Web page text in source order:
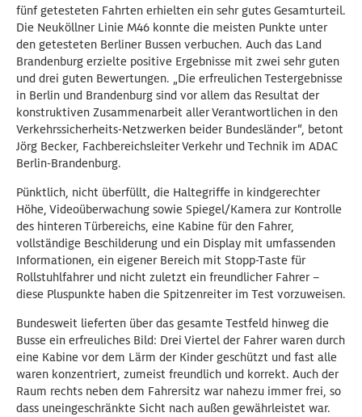
fünf getesteten Fahrten erhielten ein sehr gutes Gesamturteil.
Die Neuköllner Linie M46 konnte die meisten Punkte unter
den getesteten Berliner Bussen verbuchen. Auch das Land
Brandenburg erzielte positive Ergebnisse mit zwei sehr guten
und drei guten Bewertungen. „Die erfreulichen Testergebnisse
in Berlin und Brandenburg sind vor allem das Resultat der
konstruktiven Zusammenarbeit aller Verantwortlichen in den
Verkehrssicherheits-Netzwerken beider Bundesländer“, betont
Jörg Becker, Fachbereichsleiter Verkehr und Technik im ADAC
Berlin-Brandenburg.
Pünktlich, nicht überfüllt, die Haltegriffe in kindgerechter
Höhe, Videoüberwachung sowie Spiegel/Kamera zur Kontrolle
des hinteren Türbereichs, eine Kabine für den Fahrer,
vollständige Beschilderung und ein Display mit umfassenden
Informationen, ein eigener Bereich mit Stopp-Taste für
Rollstuhlfahrer und nicht zuletzt ein freundlicher Fahrer –
diese Pluspunkte haben die Spitzenreiter im Test vorzuweisen.
Bundesweit lieferten über das gesamte Testfeld hinweg die
Busse ein erfreuliches Bild: Drei Viertel der Fahrer waren durch
eine Kabine vor dem Lärm der Kinder geschützt und fast alle
waren konzentriert, zumeist freundlich und korrekt. Auch der
Raum rechts neben dem Fahrersitz war nahezu immer frei, so
dass uneingeschränkte Sicht nach außen gewährleistet war.